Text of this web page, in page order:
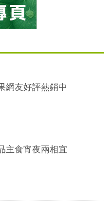
網友好評熱銷中
主食宵夜兩相宜